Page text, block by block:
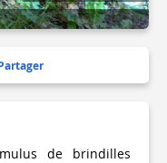
de brindilles